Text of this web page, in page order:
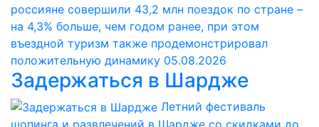
россияне совершили 43,2 млн поездок по стране –
на 4,3% больше, чем годом ранее, при этом
въездной туризм также продемонстрировал
положительную динамику 05.08.2026
Задержаться в Шардже
Летний фестиваль